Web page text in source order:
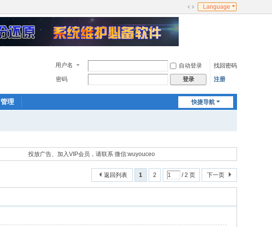
切
Language
用户名 自动登录
找回密码
密码
登录 注册
快捷导航
理
投放广告、加入VIP会员，请联系 微信:wuyouceo
1 2 / 2 页 下一页
返回列表